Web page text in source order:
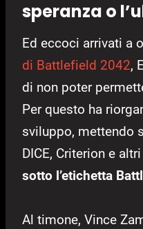
speranza o
Ed eccoci arrivati a
di Battlefield 2042,
di non poter
Per questo ha
sviluppo, mettendo
DICE, Criterion e
sotto l’etichetta
Al timone, Vince